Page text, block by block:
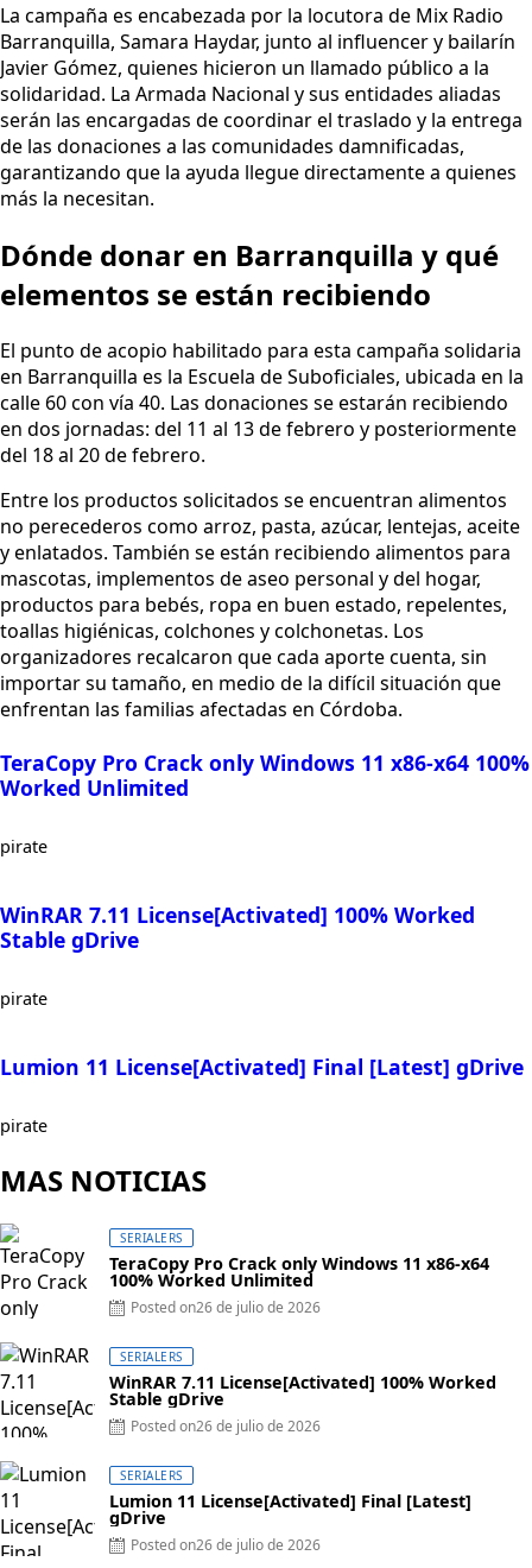
La campaña es encabezada por la locutora de Mix Radio
Barranquilla, Samara Haydar, junto al influencer y bailarín
Javier Gómez, quienes hicieron un llamado público a la
solidaridad. La Armada Nacional y sus entidades aliadas
serán las encargadas de coordinar el traslado y la entrega
de las donaciones a las comunidades damnificadas,
garantizando que la ayuda llegue directamente a quienes
más la necesitan.
Dónde donar en Barranquilla y qué
elementos se están recibiendo
El punto de acopio habilitado para esta campaña solidaria
en Barranquilla es la Escuela de Suboficiales, ubicada en la
calle 60 con vía 40. Las donaciones se estarán recibiendo
en dos jornadas: del 11 al 13 de febrero y posteriormente
del 18 al 20 de febrero.
Entre los productos solicitados se encuentran alimentos
no perecederos como arroz, pasta, azúcar, lentejas, aceite
y enlatados. También se están recibiendo alimentos para
mascotas, implementos de aseo personal y del hogar,
productos para bebés, ropa en buen estado, repelentes,
toallas higiénicas, colchones y colchonetas. Los
organizadores recalcaron que cada aporte cuenta, sin
importar su tamaño, en medio de la difícil situación que
enfrentan las familias afectadas en Córdoba.
TeraCopy Pro Crack only Windows 11 x86-x64 100%
Worked Unlimited
pirate
WinRAR 7.11 License[Activated] 100% Worked
Stable gDrive
pirate
Lumion 11 License[Activated] Final [Latest] gDrive
pirate
MAS NOTICIAS
SERIALERS
TeraCopy Pro Crack only Windows 11 x86-x64
100% Worked Unlimited
Posted on26 de julio de 2026
SERIALERS
WinRAR 7.11 License[Activated] 100% Worked
Stable gDrive
Posted on26 de julio de 2026
SERIALERS
Lumion 11 License[Activated] Final [Latest]
gDrive
Posted on26 de julio de 2026